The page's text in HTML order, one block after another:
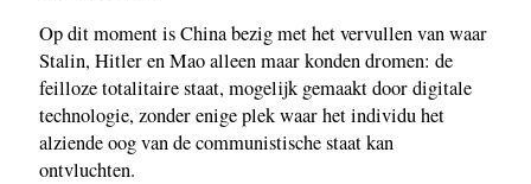
Op dit moment is China bezig met het vervullen van waar
Stalin, Hitler en Mao alleen maar konden dromen: de
feilloze totalitaire staat, mogelijk gemaakt door digitale
technologie, zonder enige plek waar het individu het
alziende oog van de communistische staat kan
ontvluchten.